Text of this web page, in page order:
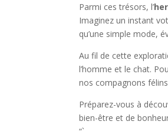
Parmi ces trésors, l’
Imaginez un instant
qu’une simple mode,
Au fil de cette
l’homme et le chat.
nos compagnons
Préparez-vous à
bien-être et de
“`